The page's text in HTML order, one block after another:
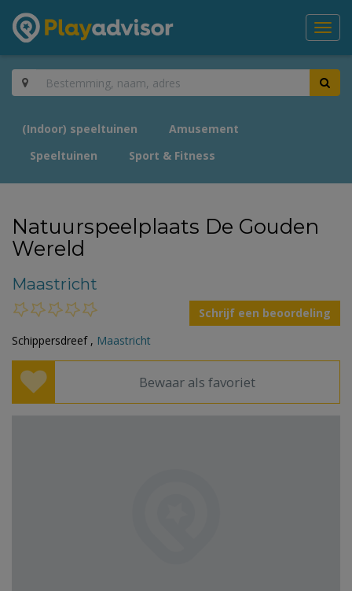
(Indoor) speeltuinen
Amusement
Speeltuinen
Sport & Fitness
Natuurspeelplaats De Gouden
Wereld
Maastricht
Schrijf een beoordeling
Schippersdreef , Maastricht
Bewaar als favoriet